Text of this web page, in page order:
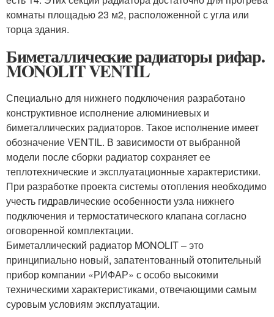
комнаты площадью 23 м2, расположенной с угла или
торца здания.
Биметаллические радиаторы рифар.
MONOLIT VENTIL
Специально для нижнего подключения разработано
конструктивное исполнение алюминиевых и
биметаллических радиаторов. Такое исполнение имеет
обозначение VENTIL. В зависимости от выбранной
модели после сборки радиатор сохраняет ее
теплотехнические и эксплуатационные характеристики.
При разработке проекта системы отопления необходимо
учесть гидравлические особенности узла нижнего
подключения и термостатического клапана согласно
оговоренной комплектации.
Биметаллический радиатор MONOLIT – это
принципиально новый, запатентованный отопительный
прибор компании «РИФАР» с особо высокими
техническими характеристиками, отвечающими самым
суровым условиям эксплуатации.